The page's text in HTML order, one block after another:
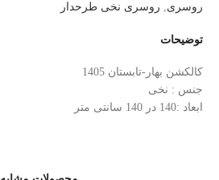
روسری
روسری نخی طرحدار
توضیحات
کالکشن بهار-تابستان 1405
جنس : نخی
ابعاد :140 در 140 سانتی متر